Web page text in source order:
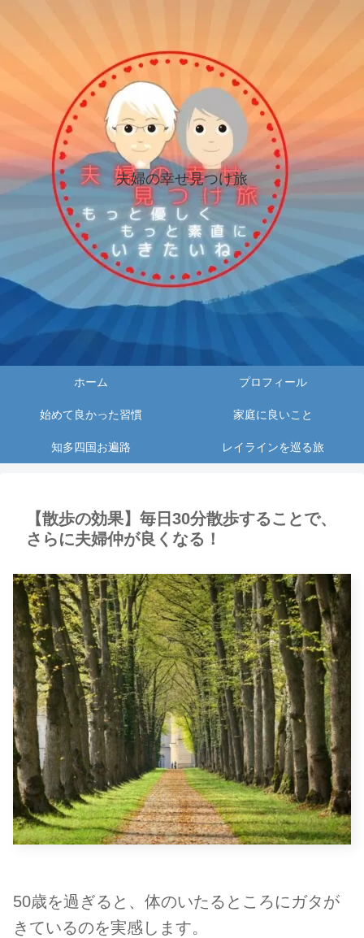
夫婦の幸せ見つけ旅
ホーム プロフィール
始めて良かった習慣 家庭に良いこと
知多四国お遍路 レイラインを巡る旅
【散歩の効果】毎日30分散歩することで、
さらに夫婦仲が良くなる！
50歳を過ぎると、体のいたるところにガタが
きているのを実感します。